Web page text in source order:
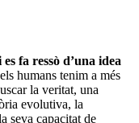
fa ressò d’una idea
humans tenim a més
la veritat, una
evolutiva, la
seva capacitat de